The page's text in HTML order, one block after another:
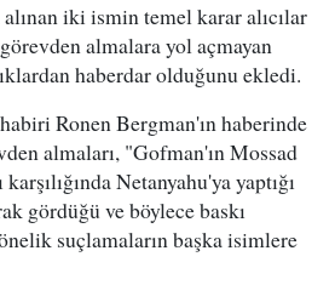
iki ismin temel karar alıcılar
almalara yol açmayan
haberdar olduğunu ekledi.
Ronen Bergman'ın haberinde
almaları, "Gofman'ın Mossad
Netanyahu'ya yaptığı
gördüğü ve böylece baskı
suçlamaların başka isimlere